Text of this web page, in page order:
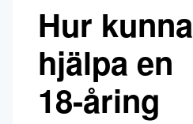
Hur kunna
hjälpa en
18-åring